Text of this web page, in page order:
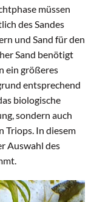
müssen
des Sandes
und Sand für den
Sand benötigt
ein größeres
entsprechend
biologische
sondern auch
Triops. In diesem
Auswahl des